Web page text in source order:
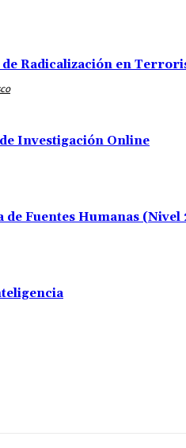
Radicalización en
Investigación Online
Fuentes Humanas (Nivel